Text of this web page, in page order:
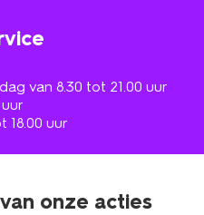
van 8.30 tot 21.00 uur
18.00 uur
onze acties